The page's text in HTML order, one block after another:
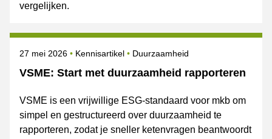
vergelijken.
VSME: Start met duurzaamheid rapporteren
Gepubliceerd op
27 mei 2026 Kennisartikel Onderwerpen
Duurzaamheid
VSME is een vrijwillige ESG-standaard voor mkb om
simpel en gestructureerd over duurzaamheid te
rapporteren, zodat je sneller ketenvragen beantwoordt